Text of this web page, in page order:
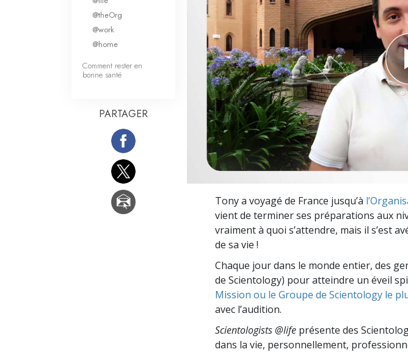
Qu’est-ce que la grandeur ?
Tony a voyagé de France jusqu’à
vient de terminer ses préparations aux
vraiment à quoi s’attendre, mais il s’est
de sa vie !
Chaque jour dans le monde entier, des
de Scientology) pour atteindre un éveil
Mission ou le Groupe de Scientology le
avec l’audition.
Scientologists @life présente des
dans la vie, personnellement,
@theOrg
@work
@home
Comment rester en
bonne santé
PARTAGER